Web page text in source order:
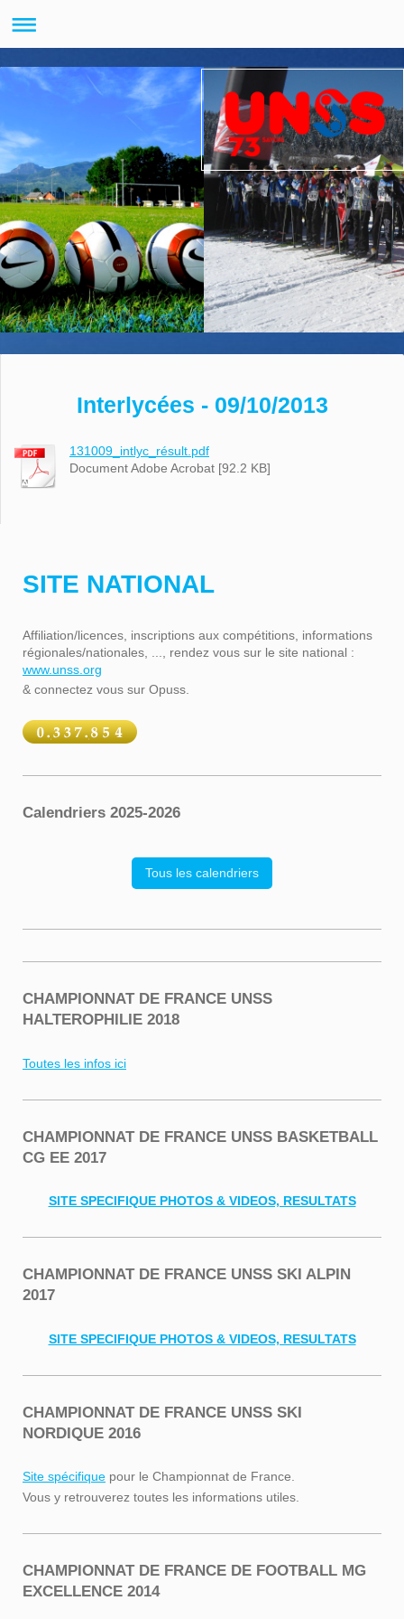
Interlycées - 09/10/2013
131009_intlyc_résult.pdf
Document Adobe Acrobat [92.2 KB]
SITE NATIONAL
Affiliation/licences, inscriptions aux compétitions, informations
régionales/nationales, ..., rendez vous sur le site national :
www.unss.org
& connectez vous sur Opuss.
Calendriers 2025-2026
Tous les calendriers
CHAMPIONNAT DE FRANCE UNSS
HALTEROPHILIE 2018
Toutes les infos ici
CHAMPIONNAT DE FRANCE UNSS BASKETBALL
CG EE 2017
SITE SPECIFIQUE PHOTOS & VIDEOS, RESULTATS
CHAMPIONNAT DE FRANCE UNSS SKI ALPIN
2017
SITE SPECIFIQUE PHOTOS & VIDEOS, RESULTATS
CHAMPIONNAT DE FRANCE UNSS SKI
NORDIQUE 2016
Site spécifique pour le Championnat de France.
Vous y retrouverez toutes les informations utiles.
CHAMPIONNAT DE FRANCE DE FOOTBALL MG
EXCELLENCE 2014